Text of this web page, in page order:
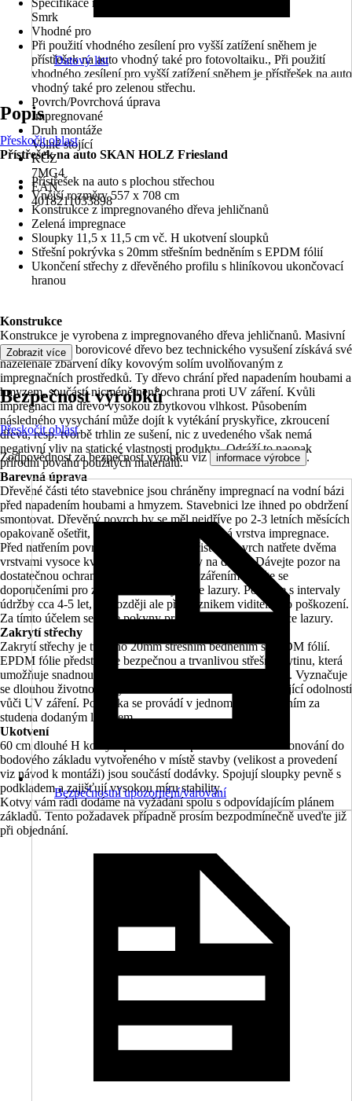
Specifikace materiálu
Smrk
Vhodné pro
Při použití vhodného zesílení pro vyšší zatížení sněhem je
přístřešek na auto vhodný také pro fotovoltaiku., Při použití
vhodného zesílení pro vyšší zatížení sněhem je přístřešek na auto
vhodný také pro zelenou střechu.
Povrch/Povrchová úprava
Impregnované
Druh montáže
Volně stojící
KČZ
7MG4
EAN
4018211033898
Datový list
Popis
Přeskočit oblast
Přístřešek na auto SKAN HOLZ Friesland
Přístřešek na auto s plochou střechou
Vnější rozměry 557 x 708 cm
Konstrukce z impregnovaného dřeva jehličnanů
Zelená impregnace
Sloupky 11,5 x 11,5 cm vč. H ukotvení sloupků
Střešní pokrývka s 20mm střešním bedněním s EPDM fólií
Ukončení střechy z dřevěného profilu s hliníkovou ukončovací
hranou
Konstrukce
Konstrukce je vyrobena z impregnovaného dřeva jehličnanů. Masivní
smrkové, resp. borovicové dřevo bez technického vysušení získává své
nazelenalé zbarvení díky kovovým solím uvolňovaným z
impregnačních prostředků. Ty dřevo chrání před napadením houbami a
hmyzem, součástí nicméně není ochrana proti UV záření. Kvůli
impregnaci má dřevo vysokou zbytkovou vlhkost. Působením
následného vysychání může dojít k vytékání pryskyřice, zkroucení
dřeva, resp. tvorbě trhlin ze sušení, nic z uvedeného však nemá
negativní vliv na statické vlastnosti produktu. Odráží to naopak
přírodní povahu použitých materiálů.
Barevná úprava
Dřevěné části této stavebnice jsou chráněny impregnací na vodní bázi
před napadením houbami a hmyzem. Stavebnici lze ihned po obdržení
smontovat. Dřevěný povrch by se měl nejdříve po 2-3 letních měsících
opakovaně ošetřit, poté, co zaschne přebytečná vrstva impregnace.
Před natřením povrch mírně zbruste a očistěte Povrch natřete dvěma
vrstvami vysoce kvalitní ochranné lazury na dřevo. Dávejte pozor na
dostatečnou ochranu produktů před UV zářením a řiďte se
doporučeními pro zpracování od výrobce lazury. Počítejte s intervaly
údržby cca 4-5 let, nejpozději ale před vznikem viditelného poškození.
Za tímto účelem se řiďte pokyny pro zpracování od výrobce lazury.
Zakrytí střechy
Zakrytí střechy je tvořeno 20mm střešním bedněním s EPDM fólií.
EPDM fólie představuje bezpečnou a trvanlivou střešní krytinu, která
umožňuje snadnou pokládku na střechy s nízkým sklonem. Vyznačuje
se dlouhou životností, vysokou mírou roztažnosti a vynikající odolností
vůči UV záření. Pokládka se provádí v jednom kuse slepením za
studena dodaným lepidlem.
Ukotvení
60 cm dlouhé H kotvy z pozinkované ploché oceli k zabetonování do
bodového základu vytvořeného v místě stavby (velikost a provedení
viz návod k montáži) jsou součástí dodávky. Spojují sloupky pevně s
podkladem a zajišťují vysokou míru stability.
Kotvy vám rádi dodáme na vyžádání spolu s odpovídajícím plánem
základů. Tento požadavek případně prosím bezpodmínečně uveďte již
při objednání.
Zobrazit více
Bezpečnost výrobků
Přeskočit oblast
Zodpovědnost za bezpečnost výrobku viz informace výrobce .
Bezpečnostní upozornění/varování